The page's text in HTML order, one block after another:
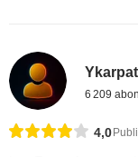
6 209
4,0